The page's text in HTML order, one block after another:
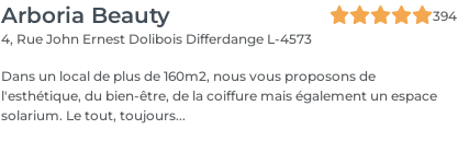
Arboria Beauty
394
4, Rue John Ernest Dolibois Differdange L-4573
Dans un local de plus de 160m2, nous vous proposons de
l'esthétique, du bien-être, de la coiffure mais également un espace
solarium. Le tout, toujours...